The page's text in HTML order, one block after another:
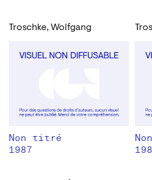
Troschke, Wolfgang
Non titré
1987